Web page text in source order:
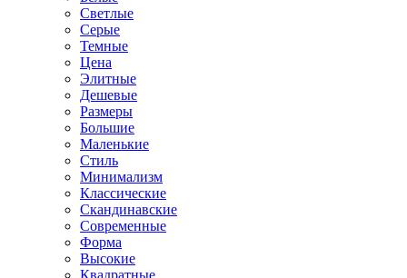
Светлые
Серые
Темные
Цена
Элитные
Дешевые
Размеры
Большие
Маленькие
Стиль
Минимализм
Классические
Скандинавские
Современные
Форма
Высокие
Квадратные